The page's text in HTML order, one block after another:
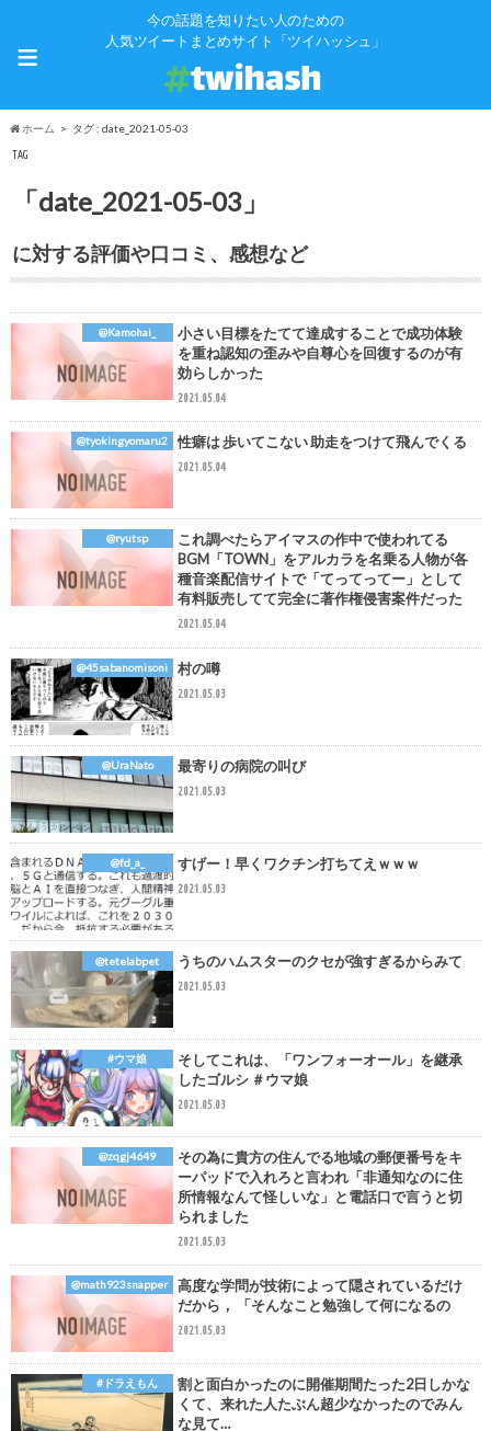
今の話題を知りたい人のための
人気ツイートまとめサイト「ツイハッシュ」
≡
ホーム タグ : date_2021-05-03
TAG
「date_2021-05-03」
に対する評価や口コミ、感想など
@Kamohai_
小さい目標をたてて達成することで成功体験
を重ね認知の歪みや自尊心を回復するのが有
効らしかった
2021.05.04
@tyokingyomaru2 性癖は 歩いてこない 助走をつけて飛んでくる
2021.05.04
@ryutsp
これ調べたらアイマスの作中で使われてる
BGM「TOWN」をアルカラを名乗る人物が各
種音楽配信サイトで「てってってー」として
有料販売してて完全に著作権侵害案件だった
2021.05.04
@45sabanomisoni 村の噂
2021.05.03
@UraNato 最寄りの病院の叫び
2021.05.03
@fd_a_ すげー！早くワクチン打ちてえｗｗｗ
2021.05.03
@tetelabpet うちのハムスターのクセが強すぎるからみて
2021.05.03
#ウマ娘
そしてこれは、「ワンフォーオール」を継承
したゴルシ ＃ウマ娘
2021.05.03
@zqgj4649
その為に貴方の住んでる地域の郵便番号をキ
ーパッドで入れろと言われ「非通知なのに住
所情報なんて怪しいな」と電話口で言うと切
られました
2021.05.03
@math923snapper
高度な学問が技術によって隠されているだけ
だから， 「そんなこと勉強して何になるの
2021.05.03
#ドラえもん
割と面白かったのに開催期間たった2日しかな
くて、来れた人たぶん超少なかったのでみん
な見て…